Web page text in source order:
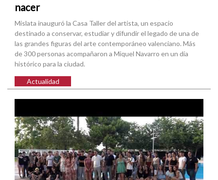
nacer
Mislata inauguró la Casa Taller del artista, un espacio
destinado a conservar, estudiar y difundir el legado de una de
las grandes figuras del arte contemporáneo valenciano. Más
de 300 personas acompañaron a Miquel Navarro en un día
histórico para la ciudad.
Actualidad